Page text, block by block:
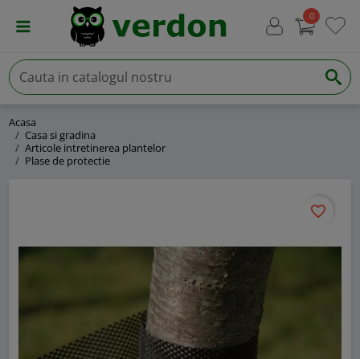
0
Acasa
Casa si gradina
Articole intretinerea plantelor
Plase de protectie
favorite_border